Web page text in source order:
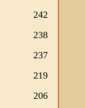
242
238
237
219
206